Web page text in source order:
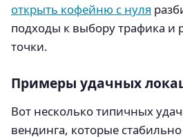
открыть кофейню с нуля
подходы к выбору трафика и
точки.
Примеры удачных
Вот несколько типичных
вендинга, которые